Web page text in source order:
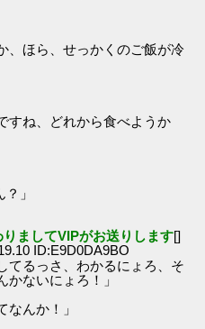
、ほら、せっかくのご飯が冷
すね、どれから食べようか
」
ましてVIPがお送りします[]
ID:E9D0DA9BO
てるっさ、わかるにょろ、そ
かないにょろ！」
なんか！」